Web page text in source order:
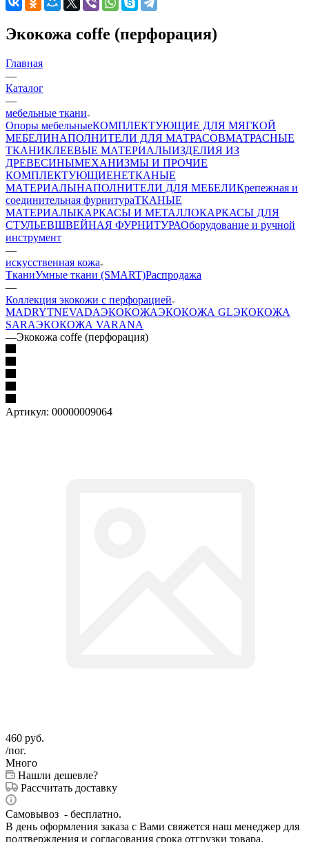
Экокожа coffe (перфорация)
Главная
—
Каталог
—
мебельные ткани
Опоры мебельныеКОМПЛЕКТУЮЩИЕ ДЛЯ МЯГКОЙ
МЕБЕЛИНАПОЛНИТЕЛИ ДЛЯ МАТРАСОВМАТРАСНЫЕ
ТКАНИКЛЕЕВЫЕ МАТЕРИАЛЫИЗДЕЛИЯ ИЗ
ДРЕВЕСИНЫМЕХАНИЗМЫ И ПРОЧИЕ
КОМПЛЕКТУЮЩИЕНЕТКАНЫЕ
МАТЕРИАЛЫНАПОЛНИТЕЛИ ДЛЯ МЕБЕЛИКрепежная и
соединительная фурнитураТКАНЫЕ
МАТЕРИАЛЫКАРКАСЫ И МЕТАЛЛОКАРКАСЫ ДЛЯ
СТУЛЬЕВШВЕЙНАЯ ФУРНИТУРАОборудование и ручной
инструмент
—
искусственная кожа
ТканиУмные ткани (SMART)Распродажа
—
Коллекция экокожи с перфорацией
MADRYTNEVADAЭКОКОЖАЭКОКОЖА GLЭКОКОЖА
SARAЭКОКОЖА VARANA
—Экокожа coffe (перфорация)
Артикул: 00000009064
460 руб.
/пог.
Много
Нашли дешевле?
Рассчитать доставку
Самовывоз - бесплатно.
В день оформления заказа с Вами свяжется наш менеджер для
подтверждения и согласования срока отгрузки товара.